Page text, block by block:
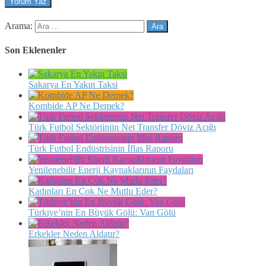
Arama:
Son Eklenenler
Sakarya En Yakın Taksi
Kombide AP Ne Demek?
Türk Futbol Sektörünün Net Transfer Döviz Açığı
Türk Futbol Endüstrisinin İflas Raporu
Yenilenebilir Enerji Kaynaklarının Faydaları
Kadınları En Çok Ne Mutlu Eder?
Türkiye’nin En Büyük Gölü: Van Gölü
Erkekler Neden Aldatır?